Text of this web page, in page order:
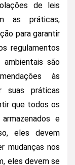
de leis
as práticas,
para garantir
regulamentos
ambientais são
às
suas práticas
que todos os
e
eles devem
mudanças nos
eles devem se